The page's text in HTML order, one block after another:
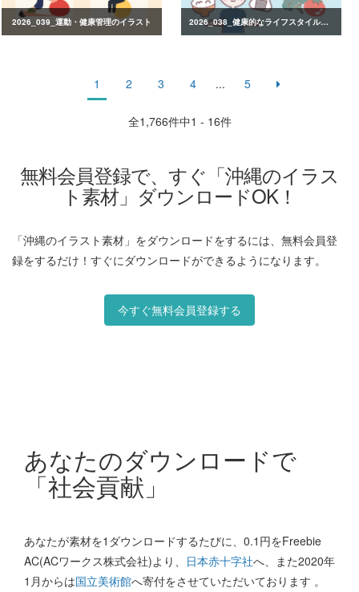
2026_039_運動・健康管理のイラスト 2026_038_健康的なライフスタイルのイラスト
1 2 3 4 ... 5
全1,766件中1 - 16件
無料会員登録で、すぐ「沖縄のイラス
ト素材」ダウンロードOK！
「沖縄のイラスト素材」をダウンロードをするには、無料会員登
録をするだけ！すぐにダウンロードができるようになります。
今すぐ無料会員登録する
あなたのダウンロードで
「社会貢献」
あなたが素材を1ダウンロードするたびに、0.1円をFreebie
AC(ACワークス株式会社)より、 日本赤十字社へ、また2020年
1月からは国立美術館へ寄付をさせていただいております 。